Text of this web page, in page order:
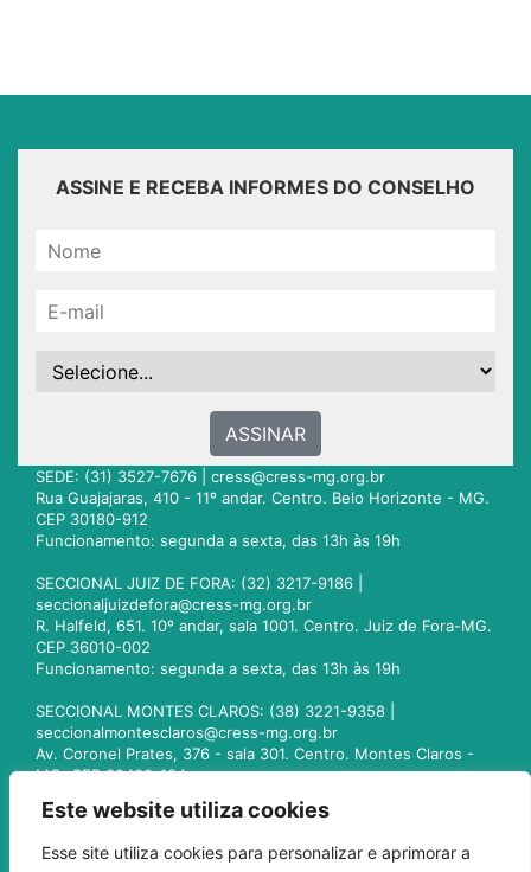
Este website utiliza cookies
Esse site utiliza cookies para personalizar e aprimorar a
ASSINE E RECEBA INFORMES DO CONSELHO
ASSINAR
SEDE: (31) 3527-7676 | cress@cress-mg.org.br
Rua Guajajaras, 410 - 11º andar. Centro. Belo Horizonte - MG.
CEP 30180-912
Funcionamento: segunda a sexta, das 13h às 19h
SECCIONAL JUIZ DE FORA: (32) 3217-9186 |
seccionaljuizdefora@cress-mg.org.br
R. Halfeld, 651. 10º andar, sala 1001. Centro. Juiz de Fora-MG.
CEP 36010-002
Funcionamento: segunda a sexta, das 13h às 19h
SECCIONAL MONTES CLAROS: (38) 3221-9358 |
seccionalmontesclaros@cress-mg.org.br
Av. Coronel Prates, 376 - sala 301. Centro. Montes Claros -
MG. CEP 39400-104
seccionaluberlandia@cress-mg.org.br